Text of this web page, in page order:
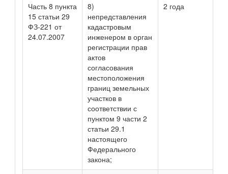
Часть 8 пункта
15 статьи 29
ФЗ-221 от
24.07.2007
8)
непредставления
кадастровым
инженером в орган
регистрации прав
актов
согласования
местоположения
границ земельных
участков в
соответствии с
пунктом 9 части 2
статьи 29.1
настоящего
Федерального
закона;
2 года